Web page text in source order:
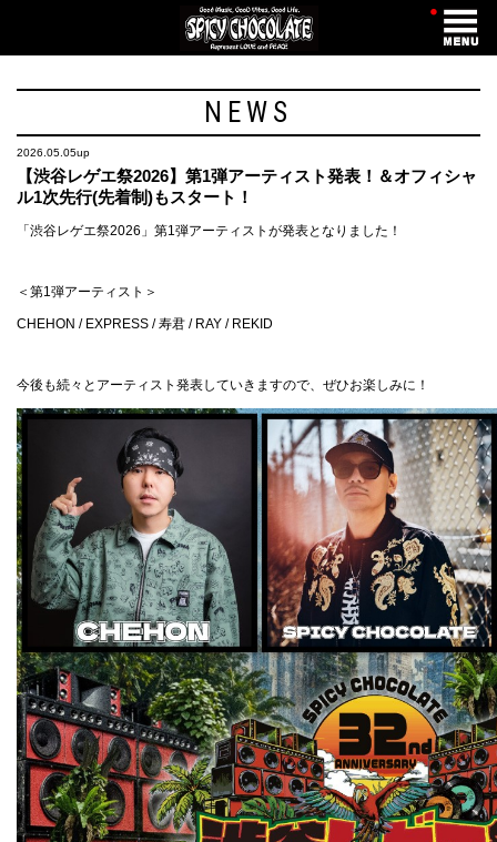
・
NEWS
2026.05.05up
【渋谷レゲエ祭2026】第1弾アーティスト発表！＆オフィシャ
ル1次先行(先着制)もスタート！
「渋谷レゲエ祭2026」第1弾アーティストが発表となりました！
＜第1弾アーティスト＞
CHEHON / EXPRESS / 寿君 / RAY / REKID
今後も続々とアーティスト発表していきますので、ぜひお楽しみに！